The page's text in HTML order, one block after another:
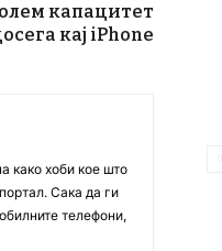
капацитет
кај iPhone
како хоби кое што
Сака да ги
телефони,